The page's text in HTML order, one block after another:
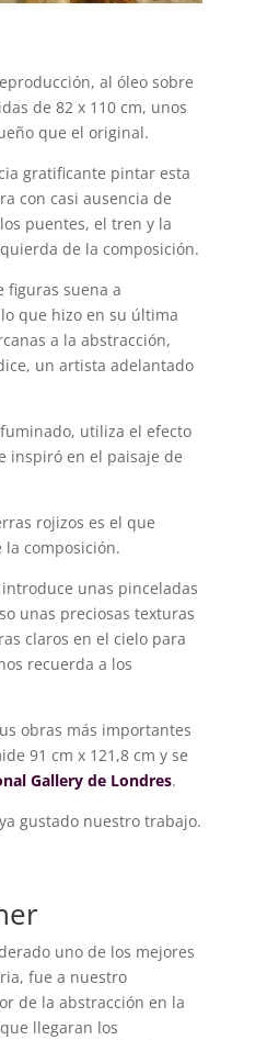
al óleo sobre
de 82 x 110 cm, unos
que el original.
gratificante pintar esta
con casi ausencia de
puentes, el tren y la
de la composición.
figuras suena a
que hizo en su última
a la abstracción,
un artista adelantado
utiliza el efecto
inspiró en el paisaje de
rojizos es el que
la composición.
unas pinceladas
unas preciosas texturas
claros en el cielo para
recuerda a los
obras más importantes
91 cm x 121,8 cm y se
Gallery de Londres.
gustado nuestro trabajo.
uno de los mejores
fue a nuestro
de la abstracción en la
llegaran los